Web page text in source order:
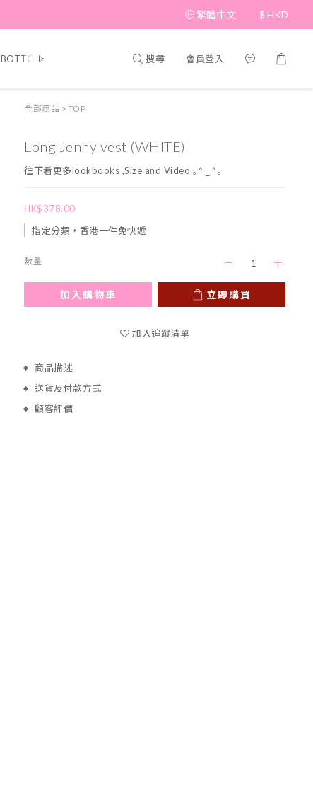
繁體中文 $ HKD
BOTTOM Beauty SHOES&BAG
搜尋 會員登入
全部商品 > TOP
Long Jenny vest (WHITE)
往下看更多lookbooks ,Size and Video ｡^‿^｡
HK$378.00
指定分類，香港一件免快遞
數量
加入購物車 立即購買
加入追蹤清單
商品描述
送貨及付款方式
顧客評價